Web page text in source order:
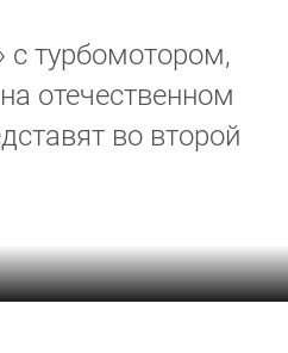
турбомотором,
отечественном
во второй